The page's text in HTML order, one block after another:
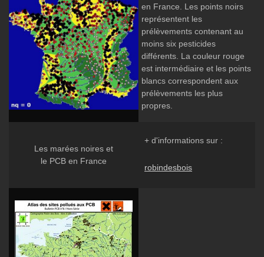
en France. Les points noirs
représentent les
prélèvements contenant au
moins six pesticides
différents. La couleur rouge
est intermédiaire et les points
blancs correspondent aux
prélèvements les plus
propres.
Les marées noires et
le PCB en France
+ d'informations sur :
robindesbois